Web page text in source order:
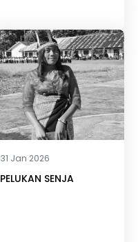
31 Jan 2026
PELUKAN SENJA